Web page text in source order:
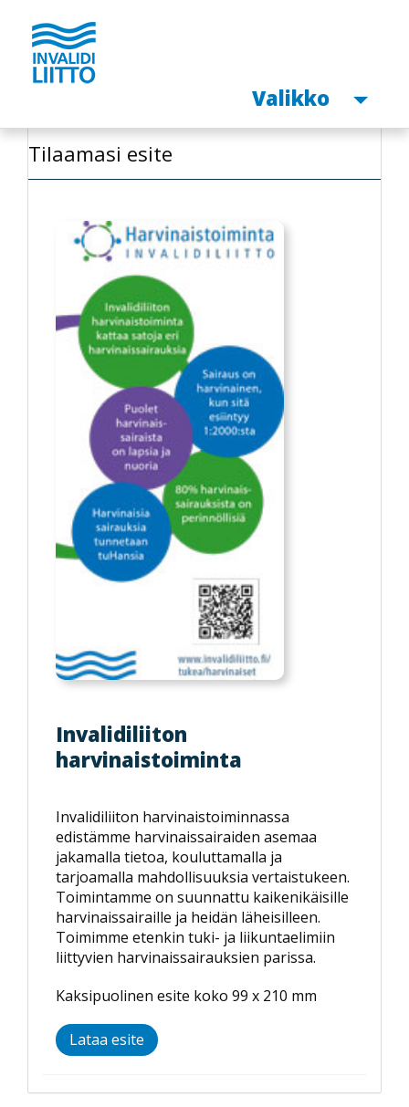
Hyppää
pääsisältöön
Avaa
Valikko
Tilaamasi esite
Invalidiliiton
harvinaistoiminta
Invalidiliiton harvinaistoiminnassa
edistämme harvinaissairaiden asemaa
jakamalla tietoa, kouluttamalla ja
tarjoamalla mahdollisuuksia vertaistukeen.
Toimintamme on suunnattu kaikenikäisille
harvinaissairaille ja heidän läheisilleen.
Toimimme etenkin tuki- ja liikuntaelimiin
liittyvien harvinaissairauksien parissa.
Kaksipuolinen esite koko 99 x 210 mm
Lataa esite